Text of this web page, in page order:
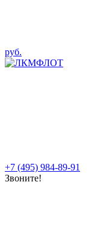
руб.
+7 (495) 984-89-91
Звоните!